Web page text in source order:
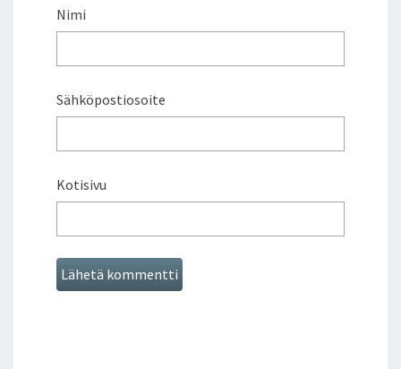
Nimi
Sähköpostiosoite
Kotisivu